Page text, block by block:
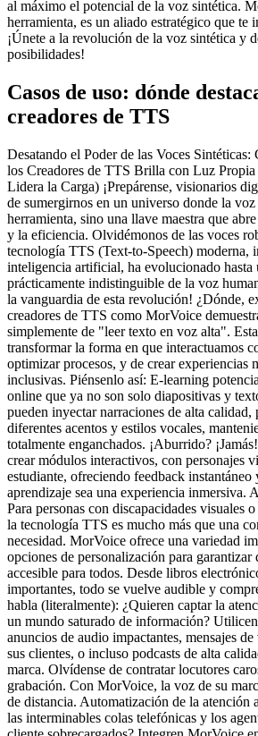
al máximo el potencial de la voz sintética.
herramienta, es un aliado estratégico que te
¡Únete a la revolución de la voz sintética y
posibilidades!
Casos de uso: dónde
creadores de TTS
Desatando el Poder de las Voces Sintéticas:
los Creadores de TTS Brilla con Luz
Lidera la Carga) ¡Prepárense, visionarios
de sumergirnos en un universo donde la
herramienta, sino una llave maestra que
y la eficiencia. Olvidémonos de las voces
tecnología TTS (Text-to-Speech) moderna,
inteligencia artificial, ha evolucionado hasta
prácticamente indistinguible de la voz
la vanguardia de esta revolución! ¿Dónde,
creadores de TTS como MorVoice
simplemente de "leer texto en voz alta".
transformar la forma en que interactuamos
optimizar procesos, y de crear experiencias
inclusivas. Piénsenlo así: E-learning
online que ya no son solo diapositivas y
pueden inyectar narraciones de alta calidad,
diferentes acentos y estilos vocales,
totalmente enganchados. ¡Aburrido?
crear módulos interactivos, con personajes
estudiante, ofreciendo feedback instantáneo
aprendizaje sea una experiencia inmersiva.
Para personas con discapacidades visuales
la tecnología TTS es mucho más que una
necesidad. MorVoice ofrece una variedad
opciones de personalización para garantizar
accesible para todos. Desde libros
importantes, todo se vuelve audible y
habla (literalmente): ¿Quieren captar la
un mundo saturado de información?
anuncios de audio impactantes, mensajes
sus clientes, o incluso podcasts de alta
marca. Olvídense de contratar locutores
grabación. Con MorVoice, la voz de su
de distancia. Automatización de la atención
las interminables colas telefónicas y los